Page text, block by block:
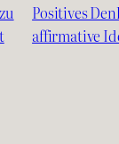
Positives
affirmative